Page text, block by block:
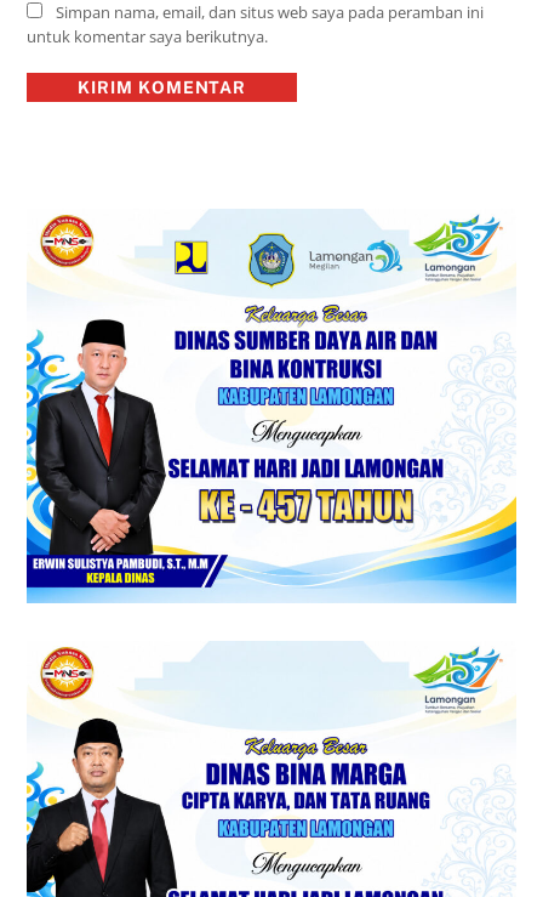
Simpan nama, email, dan situs web saya pada peramban ini
untuk komentar saya berikutnya.